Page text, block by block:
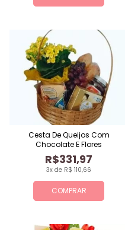
COMPRAR
3x de R$ 110,66
R$331,97
Cesta De Queijos Com
Chocolate E Flores